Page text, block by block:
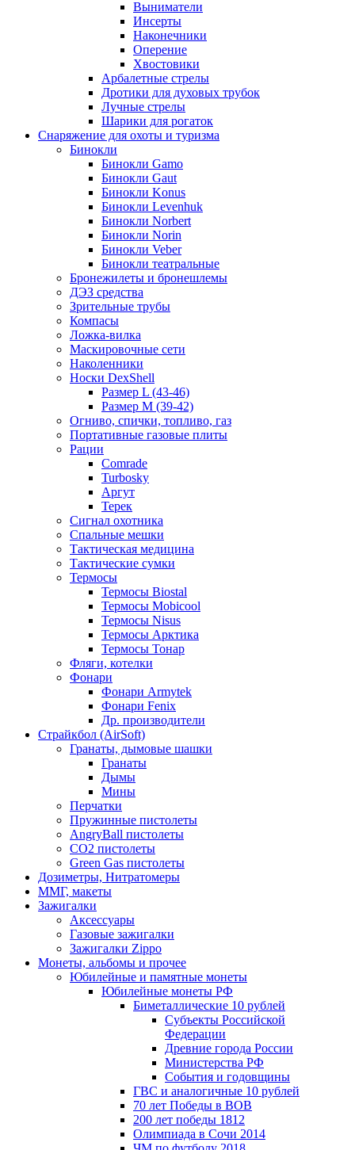
Выниматели
Инсерты
Наконечники
Оперение
Хвостовики
Арбалетные стрелы
Дротики для духовых трубок
Лучные стрелы
Шарики для рогаток
Снаряжение для охоты и туризма
Бинокли
Бинокли Gamo
Бинокли Gaut
Бинокли Konus
Бинокли Levenhuk
Бинокли Norbert
Бинокли Norin
Бинокли Veber
Бинокли театральные
Бронежилеты и бронешлемы
ДЭЗ средства
Зрительные трубы
Компасы
Ложка-вилка
Маскировочные сети
Наколенники
Носки DexShell
Размер L (43-46)
Размер M (39-42)
Огниво, спички, топливо, газ
Портативные газовые плиты
Рации
Comrade
Turbosky
Аргут
Терек
Сигнал охотника
Спальные мешки
Тактическая медицина
Тактические сумки
Термосы
Термосы Biostal
Термосы Mobicool
Термосы Nisus
Термосы Арктика
Термосы Тонар
Фляги, котелки
Фонари
Фонари Armytek
Фонари Fenix
Др. производители
Страйкбол (AirSoft)
Гранаты, дымовые шашки
Гранаты
Дымы
Мины
Перчатки
Пружинные пистолеты
AngryBall пистолеты
CO2 пистолеты
Green Gas пистолеты
Дозиметры, Нитратомеры
ММГ, макеты
Зажигалки
Аксессуары
Газовые зажигалки
Зажигалки Zippo
Монеты, альбомы и прочее
Юбилейные и памятные монеты
Юбилейные монеты РФ
Биметаллические 10 рублей
Субъекты Российской
Федерации
Древние города России
Министерства РФ
События и годовщины
ГВС и аналогичные 10 рублей
70 лет Победы в ВОВ
200 лет победы 1812
Олимпиада в Сочи 2014